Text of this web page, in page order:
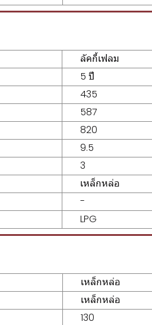
ลัคกี้เฟลม
5 ปี
435
587
820
9.5
3
เหล็กหล่อ
-
LPG
เหล็กหล่อ
เหล็กหล่อ
130